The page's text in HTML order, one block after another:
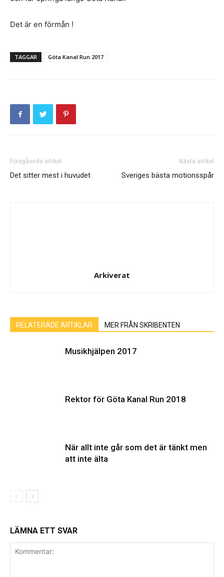
Det är en förmån !
TAGGAR Göta Kanal Run 2017
Föregående artikel
Det sitter mest i huvudet
Nästa artikel
Sveriges bästa motionsspår
Arkiverat
RELATERADE ARTIKLAR MER FRÅN SKRIBENTEN
Musikhjälpen 2017
Rektor för Göta Kanal Run 2018
När allt inte går som det är tänkt men
att inte älta
LÄMNA ETT SVAR